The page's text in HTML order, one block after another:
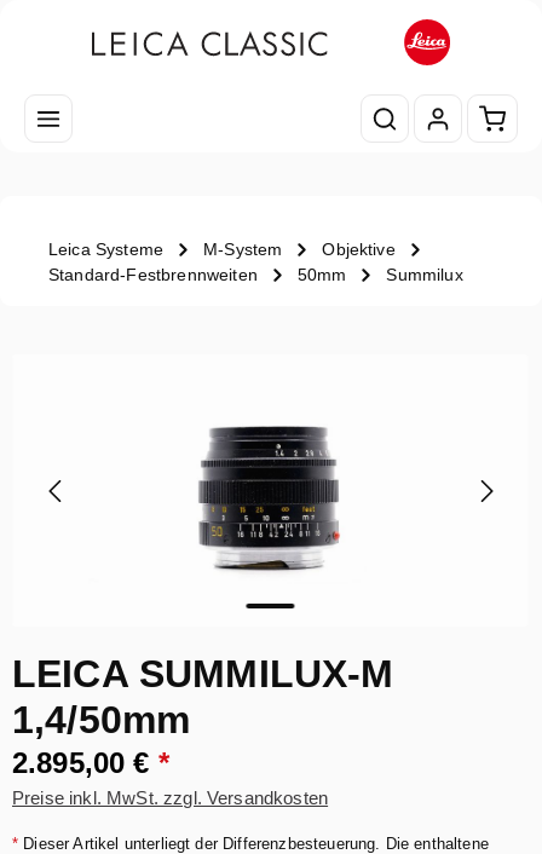
Leica Systeme M-System
Objektive
Standard-Festbrennweiten
50mm Summilux
LEICA SUMMILUX-M
1,4/50mm
2.895,00 € *
Preise inkl. MwSt. zzgl. Versandkosten
* Dieser Artikel unterliegt der Differenzbesteuerung. Die enthaltene